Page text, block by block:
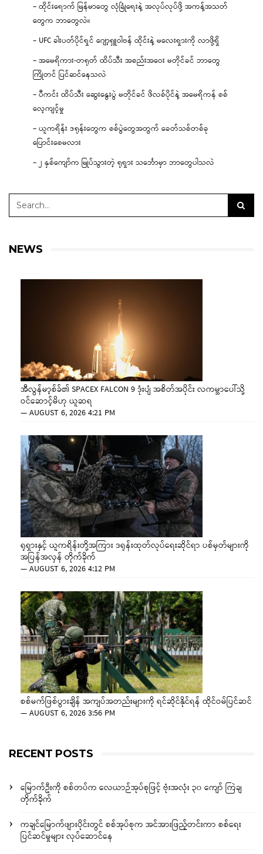
– ထိုင်းရောက် မြန်မာတွေ လုံခြုံရေးနဲ့ အလုပ်လုပ်ဖို့ အကန့်အသတ်
တွေက ဘာတွေလဲ။
– UFC ခါးပတ်ပိုင်ရှင် ဂျော့ရှူဝါဗန် ထိုင်းနဲ့ မလေးရှားကို လာဖို့ရှိ
– အမေရိကား-တရုတ် ထိပ်သီး အစည်းအဝေး မတိုင်ခင် ဘာတွေ
ကြိုတင် ပြင်ဆင်နေသလဲ
– ပီကင်း ထိပ်သီး ဆွေးနွေးပွဲ မတိုင်ခင် ဖိလစ်ပိုင်နဲ့ အမေရိကန် စစ်
လေ့ကျင့်မှု
– ယူကရိန်း ဒရုန်းတွေက စစ်ပွဲတွေအတွက် ခေတ်သစ်တစ်ခု
ပြောင်းစေမလား
– ၂ နှစ်ကျော်က မြုပ်သွားတဲ့ ရုရှား သင်္ဘောမှာ ဘာတွေပါသလဲ
NEWS
အီလွန်မာ့စ်ခ်၏ SPACEX FALCON 9 ဒုံးပျံ အစိတ်အပိုင်း လကမ္ဘာပေါ်သို့
ဝင်ဆောင့်မိဟု ယူဆရ
—AUGUST 6, 2026 4:21 PM
ရုရှားနှင့် ယူကရိန်းတို့အကြား ဒရုန်းထုတ်လုပ်ရေးဆိုင်ရာ ပစ်မှတ်များကို
အပြန်အလှန် တိုက်ခိုက်
—AUGUST 6, 2026 4:12 PM
စစ်မက်ဖြစ်ပွားချိန် အကျပ်အတည်းများကို ရင်ဆိုင်နိုင်ရန် ထိုင်ဝမ်ပြင်ဆင်
—AUGUST 6, 2026 3:56 PM
RECENT POSTS
မြောက်ဦးကို စစ်တပ်က လေယာဉ်အုပ်စုဖြင့် ဗုံးအလုံး ၃၀ ကျော် ကြဲချ
တိုက်ခိုက်
ကချင်မြောက်ဖျားပိုင်းတွင် စစ်အုပ်စုက အင်အားဖြည့်တင်းကာ စစ်ရေး
ပြင်ဆင်မှုများ လုပ်ဆောင်နေ